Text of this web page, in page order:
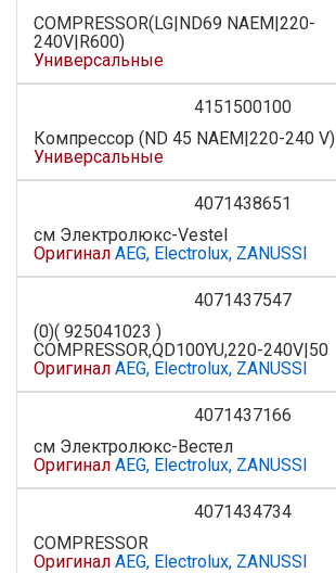
COMPRESSOR(LG|ND69 NAEM|220-
240V|R600)
Универсальные
4151500100
Компрессор (ND 45 NAEM|220-240 V)
Универсальные
4071438651
см Электролюкс-Vestel
Оригинал AEG, Electrolux, ZANUSSI
4071437547
(0)( 925041023 )
COMPRESSOR,QD100YU,220-240V|50
Оригинал AEG, Electrolux, ZANUSSI
4071437166
см Электролюкс-Вестел
Оригинал AEG, Electrolux, ZANUSSI
4071434734
COMPRESSOR
Оригинал AEG, Electrolux, ZANUSSI